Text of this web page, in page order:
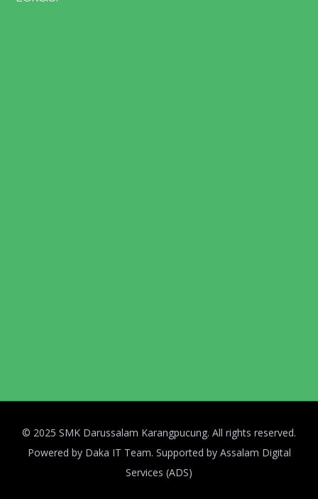
© 2025 SMK Darussalam Karangpucung. All rights reserved.
Powered by Daka IT Team. Supported by Assalam Digital
Services (ADS)